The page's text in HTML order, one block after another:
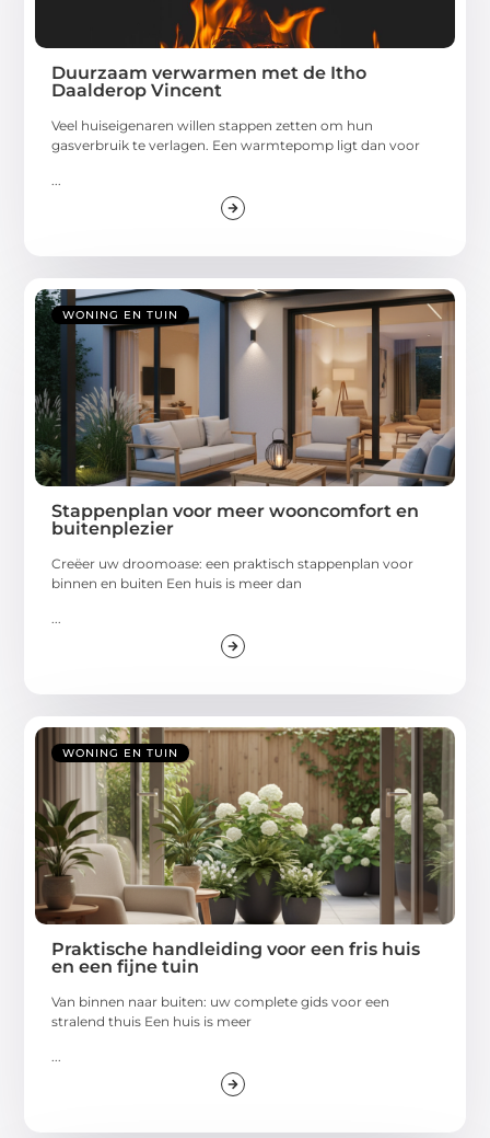
Duurzaam verwarmen met de Itho
Daalderop Vincent
Veel huiseigenaren willen stappen zetten om hun
gasverbruik te verlagen. Een warmtepomp ligt dan voor
...
WONING EN TUIN
Stappenplan voor meer wooncomfort en
buitenplezier
Creëer uw droomoase: een praktisch stappenplan voor
binnen en buiten Een huis is meer dan
...
WONING EN TUIN
Praktische handleiding voor een fris huis
en een fijne tuin
Van binnen naar buiten: uw complete gids voor een
stralend thuis Een huis is meer
...